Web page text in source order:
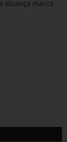
alcança marca